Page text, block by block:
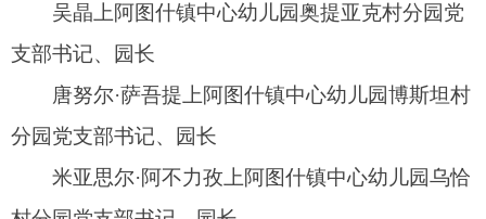
部书记、校长
居玛古丽·克丁哈拉峻乡中心幼儿园阿亚克苏洪
木村分园党建负责人
钟伟哈拉峻乡中心小学党支部书记
米司哈丽·库瓦克哈拉峻乡中心幼儿园昂额孜新